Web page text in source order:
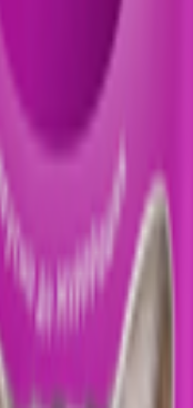
Россия,
ул. Степная,
г.о. Ступино, г.
346714, Ростовская
ул. Марсово
Пулковское, Ш., д.
область,
платф. 3307, км, д. 15
Россия